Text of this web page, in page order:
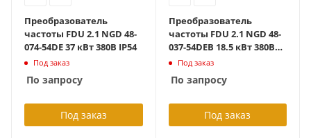
Преобразователь
частоты FDU 2.1 NGD 48-
074-54DE 37 кВт 380В IP54
Под заказ
По запросу
Под заказ
Преобразователь
частоты FDU 2.1 NGD 48-
037-54DEB 18.5 кВт 380В
IP54 с тормозным
Под заказ
По запросу
Под заказ